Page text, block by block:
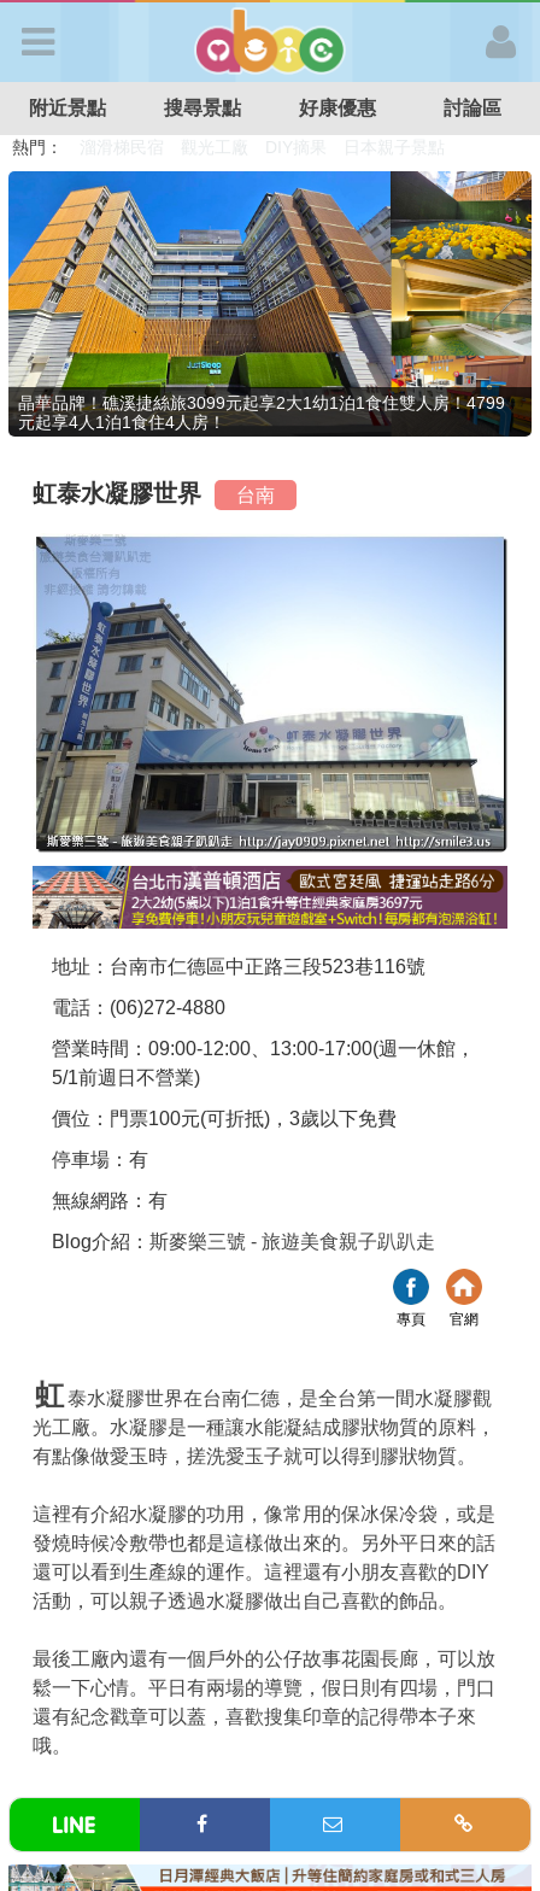
APP登入
首 頁
搜尋景點
好康優惠
最新消息
最新留言
商家合作
推薦景點
討論區
聯絡我們
APP下載
附近景點 搜尋景點 好康優惠 討論區
熱門： 溜滑梯民宿 觀光工廠 DIY摘果
特色遊戲場
親子住房優惠 台北親子餐廳 溫泉泡湯SPA
晶華品牌！礁溪捷絲旅3099元起享2大1幼1泊1食住雙人房！4799
元起享4人1泊1食住4人房！
虹泰水凝膠世界 台南
地址：台南市仁德區中正路三段523巷116號
電話：(06)272-4880
營業時間：09:00-12:00、13:00-17:00(週一休館，
5/1前週日不營業)
價位：門票100元(可折抵)，3歲以下免費
停車場：有
無線網路：有
Blog介紹： 斯麥樂三號 - 旅遊美食親子趴趴走
專頁 官網
虹泰水凝膠世界在台南仁德，是全台第一間水凝膠觀
光工廠。水凝膠是一種讓水能凝結成膠狀物質的原料，
有點像做愛玉時，搓洗愛玉子就可以得到膠狀物質。
這裡有介紹水凝膠的功用，像常用的保冰保冷袋，或是
發燒時候冷敷帶也都是這樣做出來的。另外平日來的話
還可以看到生產線的運作。這裡還有小朋友喜歡的DIY
活動，可以親子透過水凝膠做出自己喜歡的飾品。
最後工廠內還有一個戶外的公仔故事花園長廊，可以放
鬆一下心情。平日有兩場的導覽，假日則有四場，門口
還有紀念戳章可以蓋，喜歡搜集印章的記得帶本子來
哦。